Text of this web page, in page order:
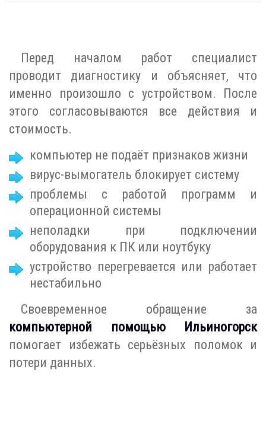
Перед началом работ специалист
проводит диагностику и объясняет, что
именно произошло с устройством. После
этого согласовываются все действия и
стоимость.
компьютер не подаёт признаков жизни
вирус-вымогатель блокирует систему
проблемы с работой программ и
операционной системы
неполадки при подключении
оборудования к ПК или ноутбуку
устройство перегревается или работает
нестабильно
Своевременное обращение за
компьютерной помощью Ильиногорск
помогает избежать серьёзных поломок и
потери данных.